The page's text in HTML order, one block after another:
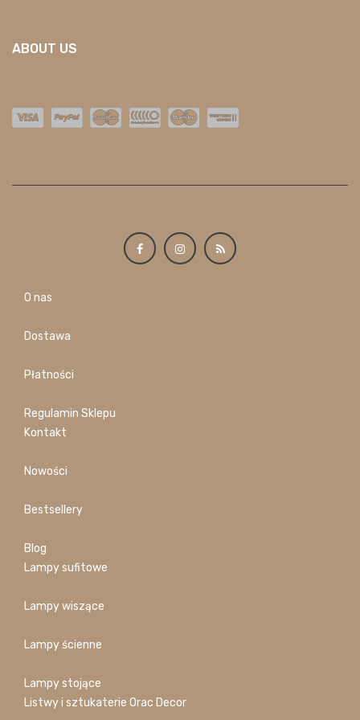
ABOUT US
O nas
Dostawa
Płatności
Regulamin Sklepu
Kontakt
Nowości
Bestsellery
Blog
Lampy sufitowe
Lampy wiszące
Lampy ścienne
Lampy stojące
Listwy i sztukaterie Orac Decor